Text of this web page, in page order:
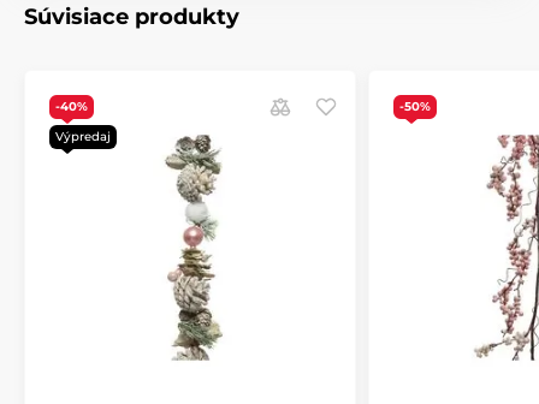
Vianočná sladká kolekcia
Súvisiace produkty
-40%
Výpredaj
-50%